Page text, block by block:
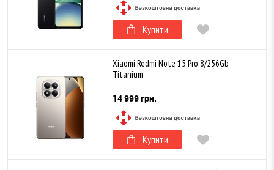
Купити
Xiaomi Redmi Note 15 Pro 8/256Gb
Titanium
14 999 грн.
Купити